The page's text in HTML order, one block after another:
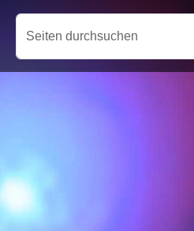
Seiten durchsuchen